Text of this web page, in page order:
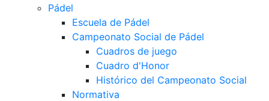
Pádel
Escuela de Pádel
Campeonato Social de Pádel
Cuadros de juego
Cuadro d'Honor
Histórico del Campeonato Social
Normativa